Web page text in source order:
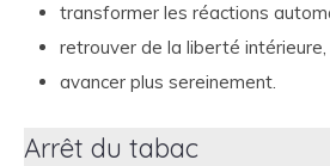
transformer les réactions
retrouver de la liberté intérieure,
avancer plus sereinement.
Arrêt du tabac